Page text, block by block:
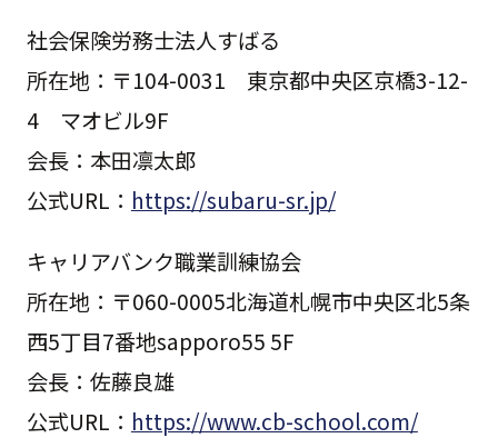
社会保険労務士法人すばる
所在地：〒104-0031 東京都中央区京橋3-12-
4 マオビル9F
会長：本田凛太郎
公式URL： https://subaru-sr.jp/
キャリアバンク職業訓練協会
所在地：〒060-0005北海道札幌市中央区北5条
西5丁目7番地sapporo55 5F
会長：佐藤良雄
公式URL： https://www.cb-school.com/